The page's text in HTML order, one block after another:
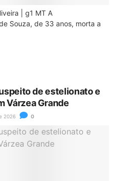
| g1 MT A
Souza, de 33 anos, morta a
de estelionato e
Várzea Grande
2026 0